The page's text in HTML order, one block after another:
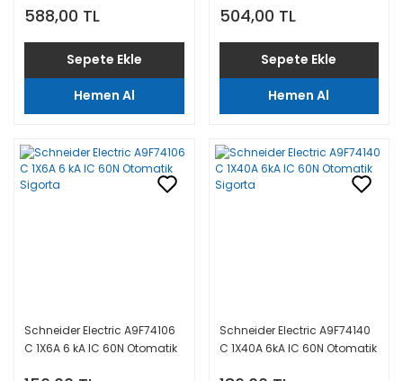
588,00 TL
Sepete Ekle
Hemen Al
504,00 TL
Sepete Ekle
Hemen Al
Schneider Electric A9F74106
C 1X6A 6 kA IC 60N Otomatik
Schneider Electric A9F74140
C 1X40A 6kA IC 60N Otomatik